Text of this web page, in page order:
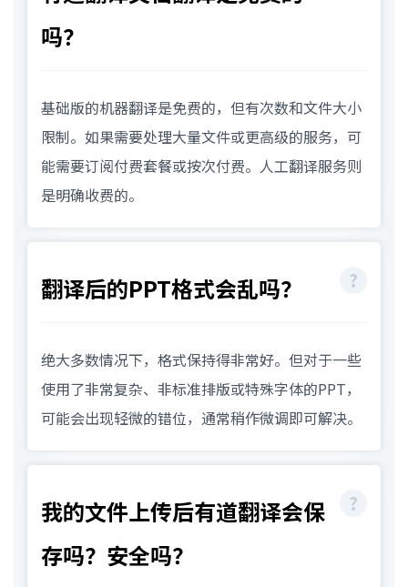
吗？
基础版的机器翻译是免费的，但有次数和文件大小
限制。如果需要处理大量文件或更高级的服务，可
能需要订阅付费套餐或按次付费。人工翻译服务则
是明确收费的。
翻译后的PPT格式会乱吗？
绝大多数情况下，格式保持得非常好。但对于一些
使用了非常复杂、非标准排版或特殊字体的PPT，
可能会出现轻微的错位，通常稍作微调即可解决。
我的文件上传后有道翻译会保
存吗？安全吗？